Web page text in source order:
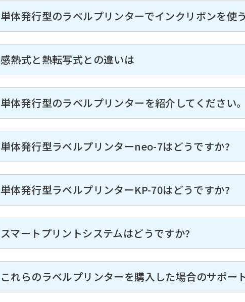
単体発行型のラベルプリンターでインクリボンを使
感熱式と熱転写式との違いは
単体発行型のラベルプリンターを紹介してください
単体発行型ラベルプリンターneo-7はどうですか?
単体発行型ラベルプリンターKP-70はどうですか?
スマートプリントシステムはどうですか?
これらのラベルプリンターを購入した場合のサポー